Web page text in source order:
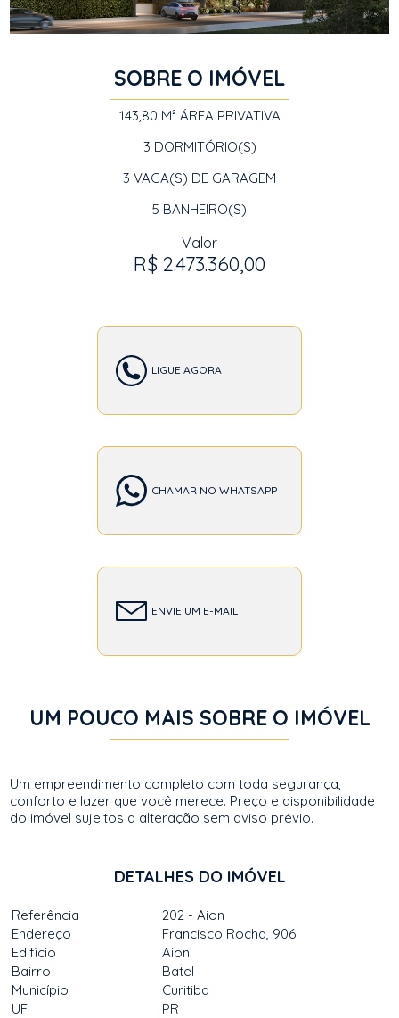
SOBRE O IMÓVEL
143,80 M² ÁREA PRIVATIVA
3 DORMITÓRIO(S)
3 VAGA(S) DE GARAGEM
5 BANHEIRO(S)
Valor
R$ 2.473.360,00
LIGUE AGORA
CHAMAR NO WHATSAPP
ENVIE UM E-MAIL
UM POUCO MAIS SOBRE O IMÓVEL
Um empreendimento completo com toda segurança,
conforto e lazer que você merece. Preço e disponibilidade
do imóvel sujeitos a alteração sem aviso prévio.
DETALHES DO IMÓVEL
Referência
202 - Aion
Endereço
Francisco Rocha, 906
Edificio
Aion
Bairro
Batel
Município
Curitiba
UF
PR